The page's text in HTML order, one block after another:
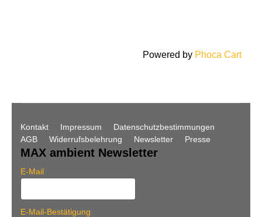
Powered by Phoca Cart
Kontakt Impressum
Datenschutzbestimmungen
AGB
Widerrufsbelehrung Newsletter Presse
MAX ambient Newsletter
E-Mail
E-Mail-Bestätigung